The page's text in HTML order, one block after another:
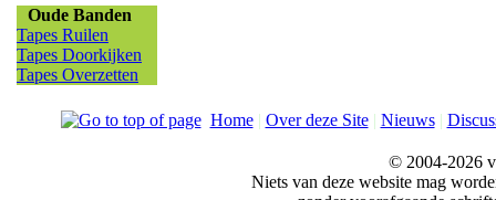
Oude Banden
Tapes Ruilen
Tapes Doorkijken
Tapes Overzetten
Home| Over deze Site| Nieuws|
© 2004-2026
Niets van deze website mag